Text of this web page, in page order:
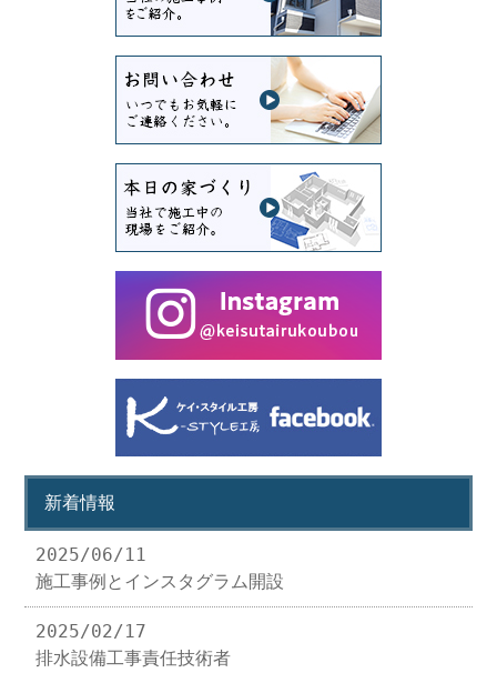
新着情報
2025/06/11
施工事例とインスタグラム開設
2025/02/17
排水設備工事責任技術者